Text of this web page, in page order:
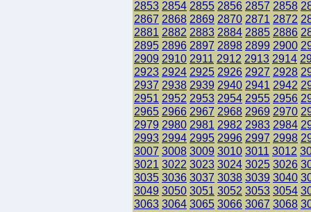
2853 2854 2855 2856 2857 2858
2867 2868 2869 2870 2871 2872
2881 2882 2883 2884 2885 2886
2895 2896 2897 2898 2899 2900
2909 2910 2911 2912 2913 2914
2923 2924 2925 2926 2927 2928
2937 2938 2939 2940 2941 2942
2951 2952 2953 2954 2955 2956
2965 2966 2967 2968 2969 2970
2979 2980 2981 2982 2983 2984
2993 2994 2995 2996 2997 2998
3007 3008 3009 3010 3011 3012
3021 3022 3023 3024 3025 3026
3035 3036 3037 3038 3039 3040
3049 3050 3051 3052 3053 3054
3063 3064 3065 3066 3067 3068